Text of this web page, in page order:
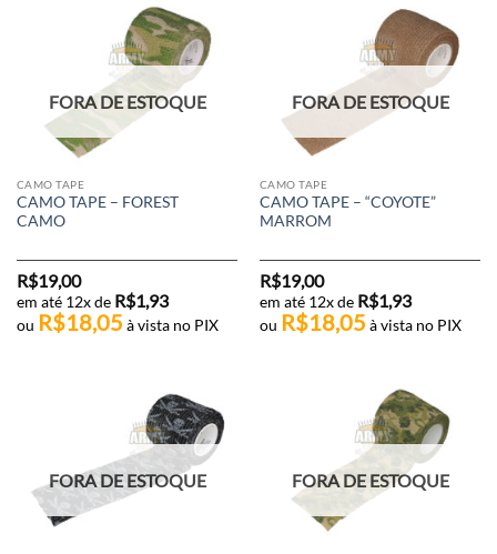
FORA DE ESTOQUE
CAMO TAPE
CAMO TAPE – FOREST
CAMO
R$19,00
em até 12x de R$1,93
ou R$18,05 à vista no PIX
FORA DE ESTOQUE
CAMO TAPE
CAMO TAPE – “COYOTE”
MARROM
R$19,00
em até 12x de R$1,93
ou R$18,05 à vista no PIX
FORA DE ESTOQUE FORA DE ESTOQUE